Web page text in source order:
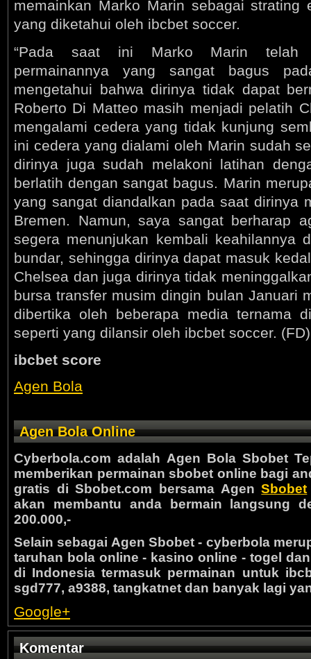
memainkan Marko Marin sebagai strating
yang diketahui oleh ibcbet soccer.
“Pada saat ini Marko Marin telah
permainannya yang sangat bagus
mengetahui bahwa dirinya tidak dapat
Roberto Di Matteo masih menjadi pelatih
mengalami cedera yang tidak kunjung
ini cedera yang dialami oleh Marin sudah
dirinya juga sudah melakoni latihan
berlatih dengan sangat bagus. Marin
yang sangat diandalkan pada saat dirinya
Bremen. Namun, saya sangat berharap
segera menunjukan kembali keahilannya
bundar, sehingga dirinya dapat masuk
Chelsea dan juga dirinya tidak
bursa transfer musim dingin bulan Januari
dibertika oleh beberapa media ternama
seperti yang dilansir oleh ibcbet soccer. (FD)
ibcbet score
Agen Bola
Agen Bola Online
Cyberbola.com adalah Agen Bola Sbobet
memberikan permainan sbobet online bagi
gratis di Sbobet.com bersama AgenSbobet
akan membantu anda bermain langsung
200.000,-
Selain sebagai Agen Sbobet - cyberbola
taruhan bola online - kasino online - togel
di Indonesia termasuk permainan untuk
sgd777, a9388, tangkatnet dan banyak lagi
Google+
Komentar